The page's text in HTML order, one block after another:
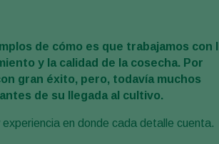
de cómo es que trabajamos con
y la calidad de la cosecha. Por
gran éxito, pero, todavía muchos
de su llegada al cultivo.
en donde cada detalle cuenta.